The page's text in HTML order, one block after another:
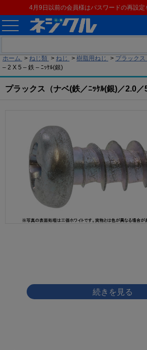
4月9日以前の会員様はパスワードの再設定
ホーム > ねじ類 > ねじ > 樹脂用ねじ > プラック
– 2 X 5 – 鉄 – ﾆｯｹﾙ(銀)
プラックス（ナベ(鉄／ﾆｯｹﾙ(銀)／2.0／